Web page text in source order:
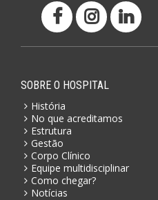
SOBRE O HOSPITAL
História
No que acreditamos
Estrutura
Gestão
Corpo Clínico
Equipe multidisciplinar
Como chegar?
Notícias